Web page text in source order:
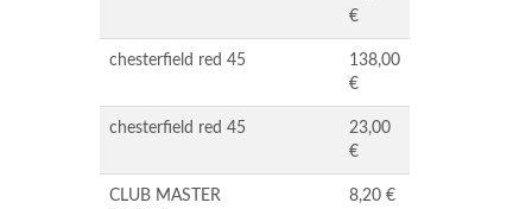
€
chesterfield red 45
138,00
€
chesterfield red 45
23,00
€
CLUB MASTER
8,20 €